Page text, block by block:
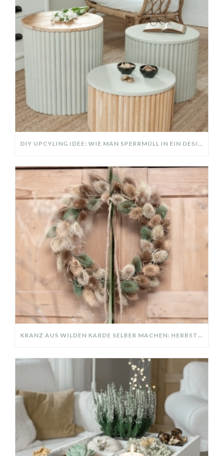
DIY UPCYLING IDEE: WIE MAN SPERRMÜLL IN EIN DESIGNER TEIL VERWANDELT
KRANZ AUS WILDEN KARDE SELBER MACHEN: HERBSTDEKO GANZ EINFACH